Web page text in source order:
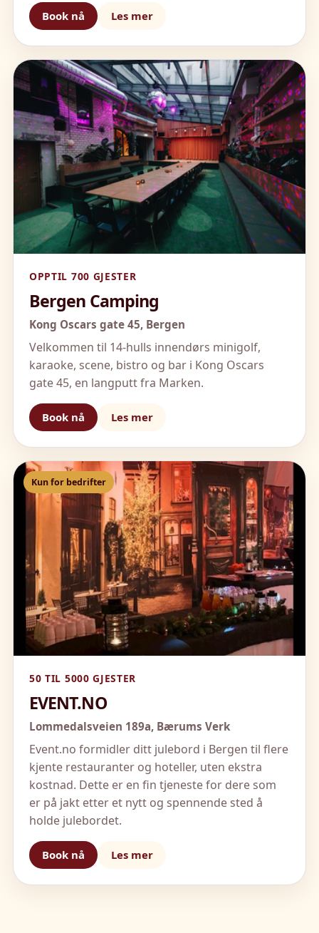
Book nå Les mer
OPPTIL 700 GJESTER
Bergen Camping
Kong Oscars gate 45, Bergen
Velkommen til 14-hulls innendørs minigolf,
karaoke, scene, bistro og bar i Kong Oscars
gate 45, en langputt fra Marken.
Book nå Les mer
Kun for bedrifter
50 TIL 5000 GJESTER
EVENT.NO
Lommedalsveien 189a, Bærums Verk
Event.no formidler ditt julebord i Bergen til flere
kjente restauranter og hoteller, uten ekstra
kostnad. Dette er en fin tjeneste for dere som
er på jakt etter et nytt og spennende sted å
holde julebordet.
Book nå Les mer